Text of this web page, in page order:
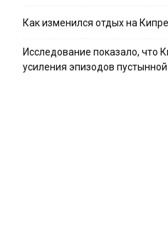
Как изменился отдых на
Исследование показало, что
усиления эпизодов